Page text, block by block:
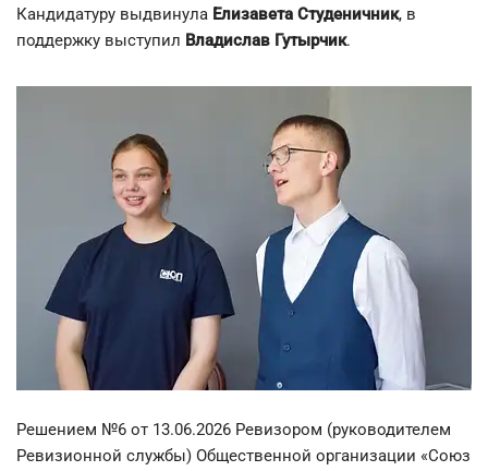
Кандидатуру выдвинула Елизавета Студеничник, в
поддержку выступил Владислав Гутырчик.
Решением №6 от 13.06.2026 Ревизором (руководителем
Ревизионной службы) Общественной организации «Союз